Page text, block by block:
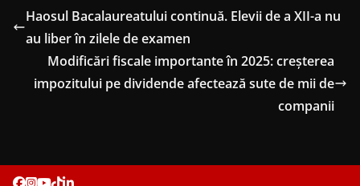
Haosul Bacalaureatului continuă. Elevii de a XII-a nu
au liber în zilele de examen
Modificări fiscale importante în 2025: creșterea
impozitului pe dividende afectează sute de mii de
companii